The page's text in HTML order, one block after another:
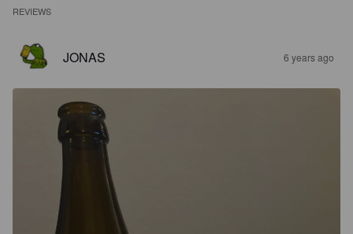
REVIEWS
JONAS 6 years ago